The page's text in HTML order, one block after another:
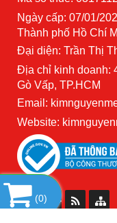
Ngày cấp: 07/01/
Thành phố Hồ Chí
Đại diện: Trần Thị
Địa chỉ kinh doanh:
Gò Vấp, TP.HCM
Email:
Website:
(0)